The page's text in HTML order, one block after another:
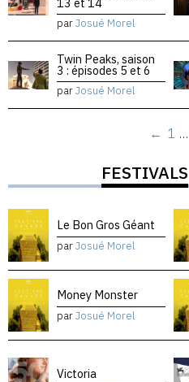
parJosué Morel
Twin Peaks, saison
3 : épisodes 5 et 6
parJosué Morel
← 1 …
FESTIVALS
Le Bon Gros Géant
parJosué Morel
Money Monster
parJosué Morel
Victoria